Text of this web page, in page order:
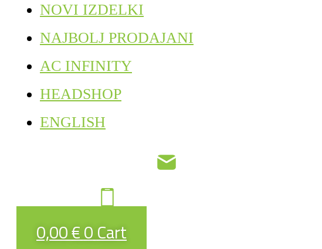
NOVI IZDELKI
NAJBOLJ PRODAJANI
AC INFINITY
HEADSHOP
ENGLISH
0,00€0Cart